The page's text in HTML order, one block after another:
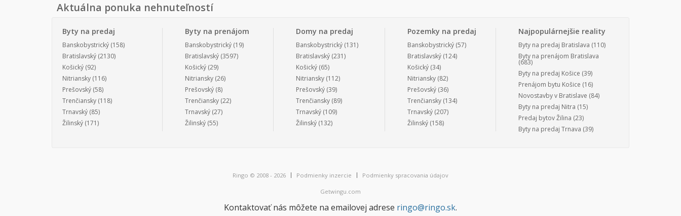
Aktuálna ponuka nehnuteľností
Byty na predaj
Banskobystrický (158)
Bratislavský (2130)
Košický (92)
Nitriansky (116)
Prešovský (58)
Trenčiansky (118)
Trnavský (85)
Žilinský (171)
Byty na prenájom
Banskobystrický(19)
Bratislavský(3597)
Košický(29)
Nitriansky(26)
Prešovský(8)
Trenčiansky(22)
Trnavský(27)
Žilinský(55)
Domy na predaj
Banskobystrický (131)
Bratislavský (231)
Košický (65)
Nitriansky (112)
Prešovský (39)
Trenčiansky (89)
Trnavský (109)
Žilinský (132)
Pozemky na predaj
Banskobystrický(57)
Bratislavský(124)
Košický(34)
Nitriansky(82)
Prešovský(36)
Trenčiansky(134)
Trnavský(207)
Žilinský(158)
Najpopulárnejšie reality
Byty na predaj Bratislava (110)
Byty na prenájom Bratislava
(683)
Byty na predaj Košice (39)
Prenájom bytu Košice (16)
Novostavby v Bratislave (84)
Byty na predaj Nitra (15)
Predaj bytov Žilina (23)
Byty na predaj Trnava (39)
Ringo © 2008 - 2026 Podmienky inzercie Podmienky spracovania údajov
Getwingu.com
Kontaktovať nás môžete na emailovej adrese ringo@ringo.sk.